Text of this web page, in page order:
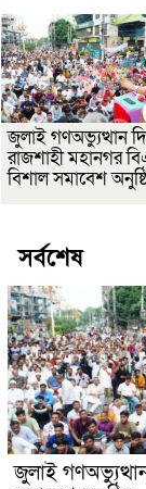
জুলাই গণঅভ্যুত্থান
রাজশাহী মহানগর
বিশাল সমাবেশ
সর্বশেষ
জুলাই